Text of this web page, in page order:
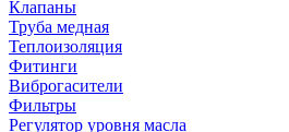
Клапаны
Труба медная
Теплоизоляция
Фитинги
Виброгасители
Фильтры
Регулятор уровня масла